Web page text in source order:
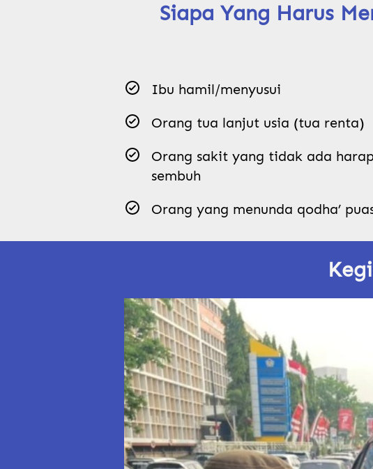
Siapa Yang Harus
Ibu hamil/menyusui
Orang tua lanjut usia (tua renta)
Orang sakit yang tidak ada
sembuh
Orang yang menunda qodha’